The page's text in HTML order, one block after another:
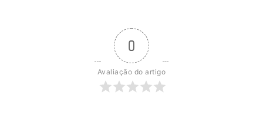
0
Avaliação do artigo